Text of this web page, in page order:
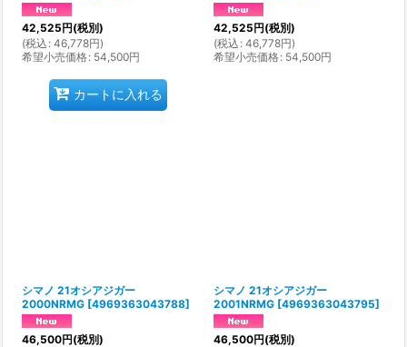
42,525円(税別)
(税込 : 46,778円)
希望小売価格: 54,500円
カートに入れる
42,525円(税別)
(税込 : 46,778円)
希望小売価格: 54,500円
シマノ 21オシアジガー
2000NRMG [4969363043788]
46,500円(税別)
シマノ 21オシアジガー
2001NRMG [4969363043795]
46,500円(税別)